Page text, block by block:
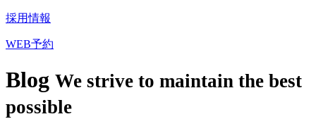
採用情報
WEB予約
Blog We strive to maintain the best
possible